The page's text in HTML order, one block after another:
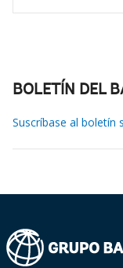
BOLETÍN DEL
Suscríbase al boletín